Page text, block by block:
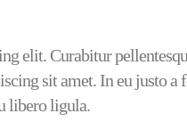
elit. Curabitur
sit amet. In eu justo
libero ligula.